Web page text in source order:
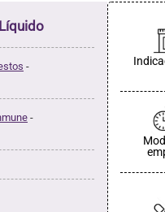
-
-